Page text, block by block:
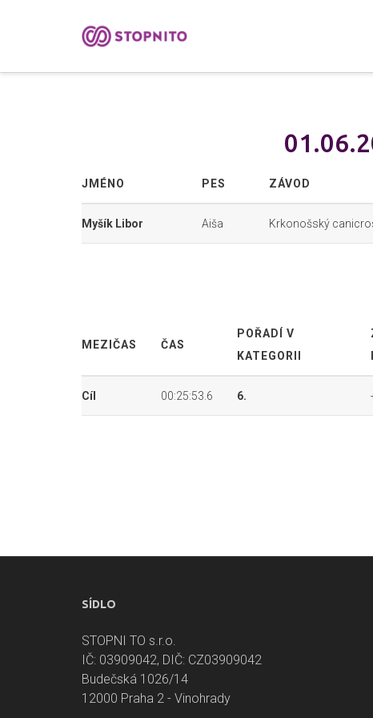
JMÉNO PES ZÁVOD
Myšík Libor Aiša Krkonošský
MEZIČAS ČAS
POŘADÍ V
KATEGORII
Cíl 00:25:53.6 6.
SÍDLO
STOPNI TO s.r.o.
IČ: 03909042, DIČ: CZ03909042
Budečská 1026/14
12000 Praha 2 - Vinohrady